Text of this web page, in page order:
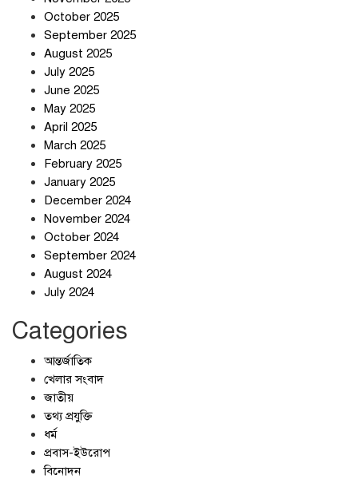
October 2025
September 2025
August 2025
July 2025
June 2025
May 2025
April 2025
March 2025
February 2025
January 2025
December 2024
November 2024
October 2024
September 2024
August 2024
July 2024
Categories
আন্তর্জাতিক
খেলার সংবাদ
জাতীয়
তথ্য প্রযুক্তি
ধর্ম
প্রবাস-ইউরোপ
বিনোদন